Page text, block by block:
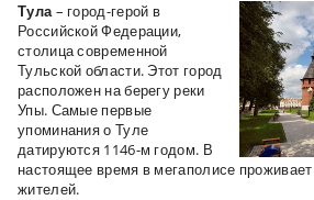
Тула– город-герой в
Российской Федерации,
столица современной
Тульской области. Этот город
расположен на берегу реки
Упы. Самые первые
упоминания о Туле
датируются 1146-м годом. В
настоящее время в мегаполисе
жителей.